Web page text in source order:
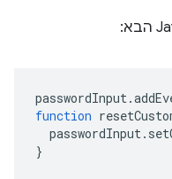
passwordInput.
function
passwordInput.